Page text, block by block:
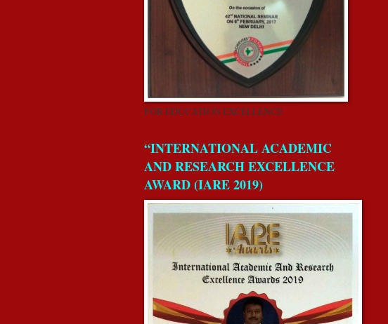
FOR EDUCATION EXCELLENCE
“INTERNATIONAL ACADEMIC
AND RESEARCH EXCELLENCE
AWARD (IARE 2019)